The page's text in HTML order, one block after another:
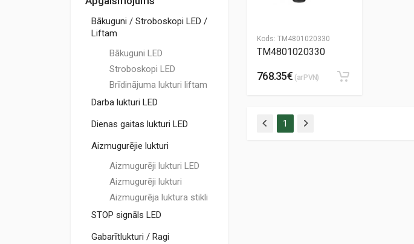
Bākuguni / Stroboskopi LED /
Liftam
Bākuguni LED
Stroboskopi LED
Brīdinājuma lukturi liftam
Darba lukturi LED
Dienas gaitas lukturi LED
Aizmugurējie lukturi
Aizmugurēji lukturi LED
Aizmugurēji lukturi
Aizmugurēja luktura stikli
STOP signāls LED
Gabarītlukturi / Ragi
Kods: TM4801020330
TM4801020330
768.35€ (ar PVN)
1